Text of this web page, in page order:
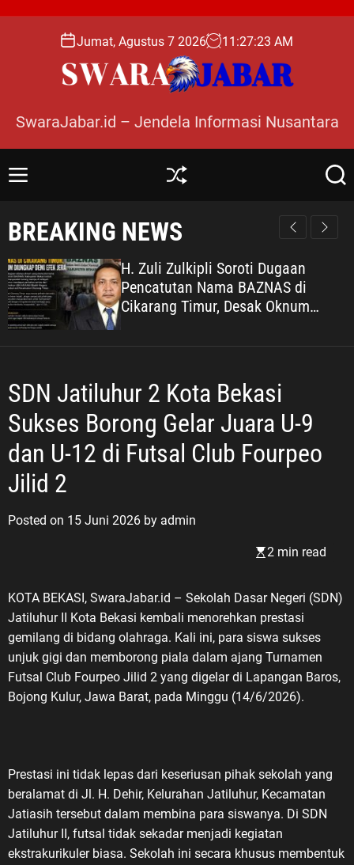
o
Jumat, Agustus 7 2026 11 :27:25 AM
SwaraJabar.id – Jendela Informasi Nusantara
M
u
S
ff
e
S
r
BREAKING NEWS
H. Zuli Zulkipli Soroti Dugaan
Pencatutan Nama BAZNAS di
Cikarang Timur, Desak Oknum
SDN Jatiluhur 2 Kota Bekasi
Sukses Borong Gelar Juara U-9
dan U-12 di Futsal Club Fourpeo
Jilid 2
Posted on 15 Juni 2026 by admin
2 min read
KOTA BEKASI, SwaraJabar.id – Sekolah Dasar Negeri (SDN)
Jatiluhur II Kota Bekasi kembali menorehkan prestasi
gemilang di bidang olahraga. Kali ini, para siswa sukses
unjuk gigi dan memborong piala dalam ajang Turnamen
Futsal Club Fourpeo Jilid 2 yang digelar di Lapangan Baros,
Bojong Kulur, Jawa Barat, pada Minggu (14/6/2026).
Prestasi ini tidak lepas dari keseriusan pihak sekolah yang
beralamat di Jl. H. Dehir, Kelurahan Jatiluhur, Kecamatan
Jatiasih tersebut dalam membina para siswanya. Di SDN
Jatiluhur II, futsal tidak sekadar menjadi kegiatan
ekstrakurikuler biasa. Sekolah ini secara khusus membentuk